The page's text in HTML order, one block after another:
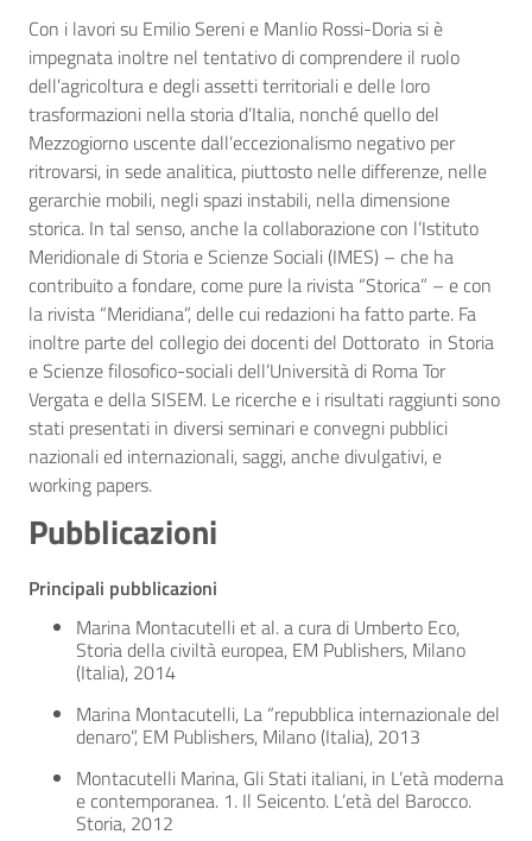
Con i lavori su Emilio Sereni e Manlio Rossi-Doria si è
impegnata inoltre nel tentativo di comprendere il ruolo
dell’agricoltura e degli assetti territoriali e delle loro
trasformazioni nella storia d’Italia, nonché quello del
Mezzogiorno uscente dall’eccezionalismo negativo per
ritrovarsi, in sede analitica, piuttosto nelle differenze, nelle
gerarchie mobili, negli spazi instabili, nella dimensione
storica. In tal senso, anche la collaborazione con l’Istituto
Meridionale di Storia e Scienze Sociali (IMES) – che ha
contribuito a fondare, come pure la rivista “Storica” – e con
la rivista “Meridiana”, delle cui redazioni ha fatto parte. Fa
inoltre parte del collegio dei docenti del Dottorato in Storia
e Scienze filosofico-sociali dell’Università di Roma Tor
Vergata e della SISEM. Le ricerche e i risultati raggiunti sono
stati presentati in diversi seminari e convegni pubblici
nazionali ed internazionali, saggi, anche divulgativi, e
working papers.
Pubblicazioni
Principali pubblicazioni
Marina Montacutelli et al. a cura di Umberto Eco,
Storia della civiltà europea, EM Publishers, Milano
(Italia), 2014
Marina Montacutelli, La “repubblica internazionale del
denaro”, EM Publishers, Milano (Italia), 2013
Montacutelli Marina, Gli Stati italiani, in L’età moderna
e contemporanea. 1. Il Seicento. L’età del Barocco.
Storia, 2012